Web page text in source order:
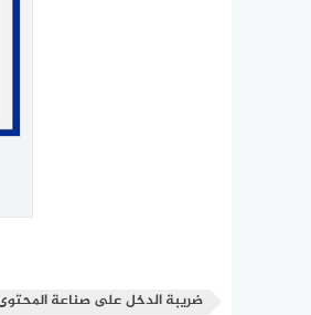
ضريبة الدخل على صناعة